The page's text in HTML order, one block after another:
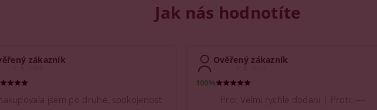
Jak nás hodnotíte
zákazník
jsem po druhé, spokojenost
Ověřený zákazník
100%
Pro: Velmi rychle dodani | Proti: ---